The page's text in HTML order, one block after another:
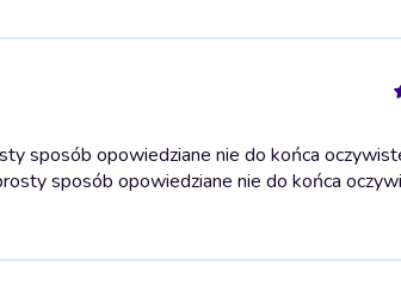
sposób opowiedziane nie do końca
sposób opowiedziane nie do końca